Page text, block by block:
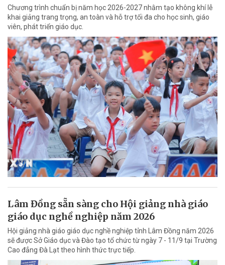
Chương trình chuẩn bị năm học 2026-2027 nhằm tạo không khí lễ
khai giảng trang trọng, an toàn và hỗ trợ tối đa cho học sinh, giáo
viên, phát triển giáo dục.
Lâm Đồng sẵn sàng cho Hội giảng nhà giáo
giáo dục nghề nghiệp năm 2026
Hội giảng nhà giáo giáo dục nghề nghiệp tỉnh Lâm Đồng năm 2026
sẽ được Sở Giáo dục và Đào tạo tổ chức từ ngày 7 - 11/9 tại Trường
Cao đẳng Đà Lạt theo hình thức trực tiếp.